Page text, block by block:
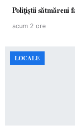
acum 2 ore
LOCALE